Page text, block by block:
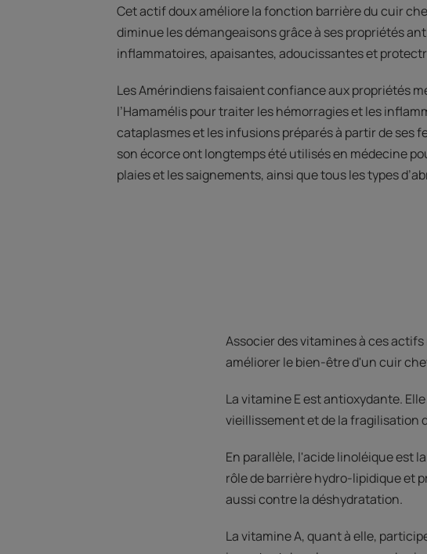
Cet actif doux améliore la fonction barrière du cuir
diminue les démangeaisons grâce à ses propriétés
inflammatoires, apaisantes, adoucissantes et
Les Amérindiens faisaient confiance aux propriétés
l’Hamamélis pour traiter les hémorragies et les
cataplasmes et les infusions préparés à partir de ses
son écorce ont longtemps été utilisés en médecine
plaies et les saignements, ainsi que tous les types
Associer des vitamines à ces
améliorer le bien-être d'un cuir
La vitamine E est antioxydante.
vieillissement et de la fragilisation
En parallèle, l'acide linoléique est
rôle de barrière hydro-lipidique et
aussi contre la déshydratation.
La vitamine A, quant à elle,